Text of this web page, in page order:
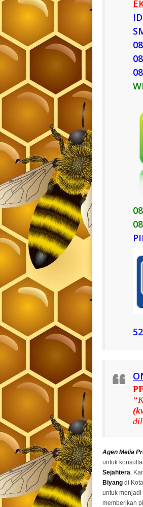
Agen Melia
untuk
Sejahtera.
Biyang di
untuk menjadi
memberikan